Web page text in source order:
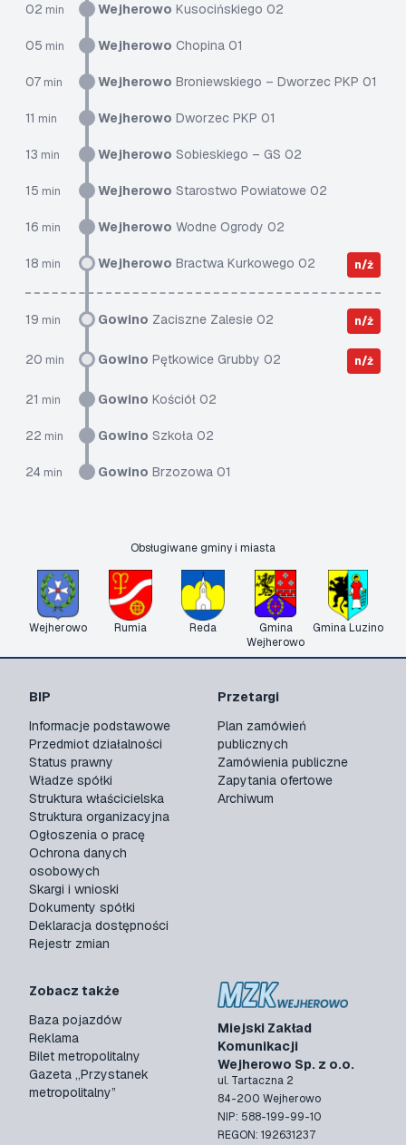
02 min Wejherowo Kusocińskiego 02
05 min Wejherowo Chopina 01
07 min Wejherowo Broniewskiego – Dworzec PKP 01
11 min Wejherowo Dworzec PKP 01
13 min Wejherowo Sobieskiego – GS 02
15 min Wejherowo Starostwo Powiatowe 02
16 min Wejherowo Wodne Ogrody 02
18 min Wejherowo Bractwa Kurkowego 02 n/ż
19 min Gowino Zaciszne Zalesie 02 n/ż
20 min Gowino Pętkowice Grubby 02 n/ż
21 min Gowino Kościół 02
22 min Gowino Szkoła 02
24 min Gowino Brzozowa 01
Obsługiwane gminy i miasta
Wejherowo Rumia Reda
Gmina
Wejherowo
Gmina Luzino
Miejski Zakład
Komunikacji
Wejherowo Sp. z o.o.
ul. Tartaczna 2
84-200 Wejherowo
NIP: 588-199-99-10
REGON: 192631237
BIP
Informacje podstawowe
Przedmiot działalności
Status prawny
Władze spółki
Struktura właścicielska
Struktura organizacyjna
Ogłoszenia o pracę
Ochrona danych
osobowych
Skargi i wnioski
Dokumenty spółki
Deklaracja dostępności
Rejestr zmian
Przetargi
Plan zamówień
publicznych
Zamówienia publiczne
Zapytania ofertowe
Archiwum
Zobacz także
Baza pojazdów
Reklama
Bilet metropolitalny
Gazeta „Przystanek
metropolitalny”